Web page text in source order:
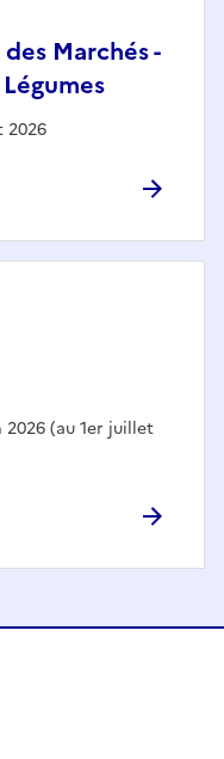
Marchés -
2026
(au 1er juillet